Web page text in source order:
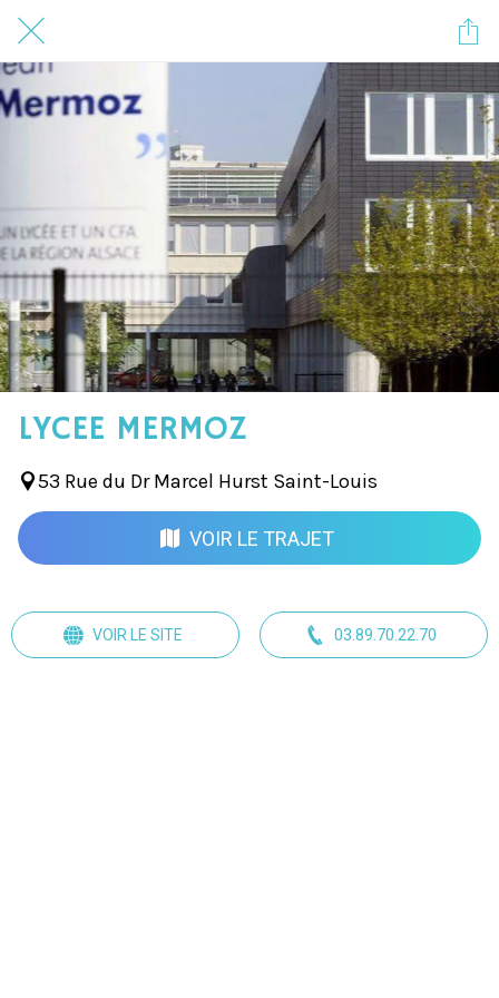
LYCEE MERMOZ
53 Rue du Dr Marcel Hurst Saint-Louis
VOIR LE TRAJET
VOIR LE SITE 03.89.70.22.70